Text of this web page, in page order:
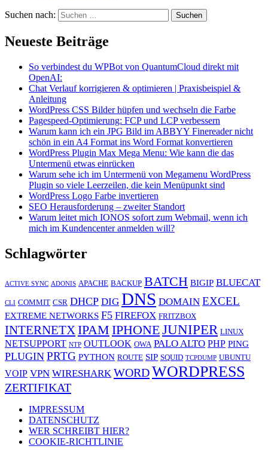
Suchen nach:
Neueste Beiträge
So verbindest du WPBot von QuantumCloud direkt mit
OpenAI:
Chat Verlauf korrigieren & optimieren | Praxisbeispiel &
Anleitung
WordPress CSS Bilder hüpfen und wechseln die Farbe
Pagespeed-Optimierung: FCP und LCP verbessern
Warum kann ich ein JPG Bild im ABBYY Finereader nicht
schön in ein A4 Format ins Word Format konvertieren
WordPress Plugin Max Mega Menu: Wie kann die das
Untermenü etwas einrücken
Warum sehe ich im Untermenü von Megamenu WordPress
Plugin so viele Leerzeilen, die kein Menüpunkt sind
WordPress Logo Farbe invertieren
SEO Herausforderung – zweiter Standort
Warum leitet mich IONOS sofort zum Webmail, wenn ich
mich im Kundencenter anmelden will?
Schlagwörter
ACTIVE SYNC ADONIS APACHE BACKUP BATCH BIGIP BLUECAT
CLI COMMIT CSR DHCP DIG DNS DOMAIN EXCEL
EXTREME NETWORKS F5 FIREFOX FRITZBOX
INTERNETXIPAM IPHONEJUNIPER LINUX
NETSUPPORT NTP OUTLOOK OWA PALO ALTO PHP PING
PLUGIN PRTG PYTHON ROUTE SIP SQUID TCPDUMP UBUNTU
VOIP VPN WIRESHARK WORDWORDPRESS
ZERTIFIKAT
IMPRESSUM
DATENSCHUTZ
WER SCHREIBT HIER?
COOKIE-RICHTLINIE